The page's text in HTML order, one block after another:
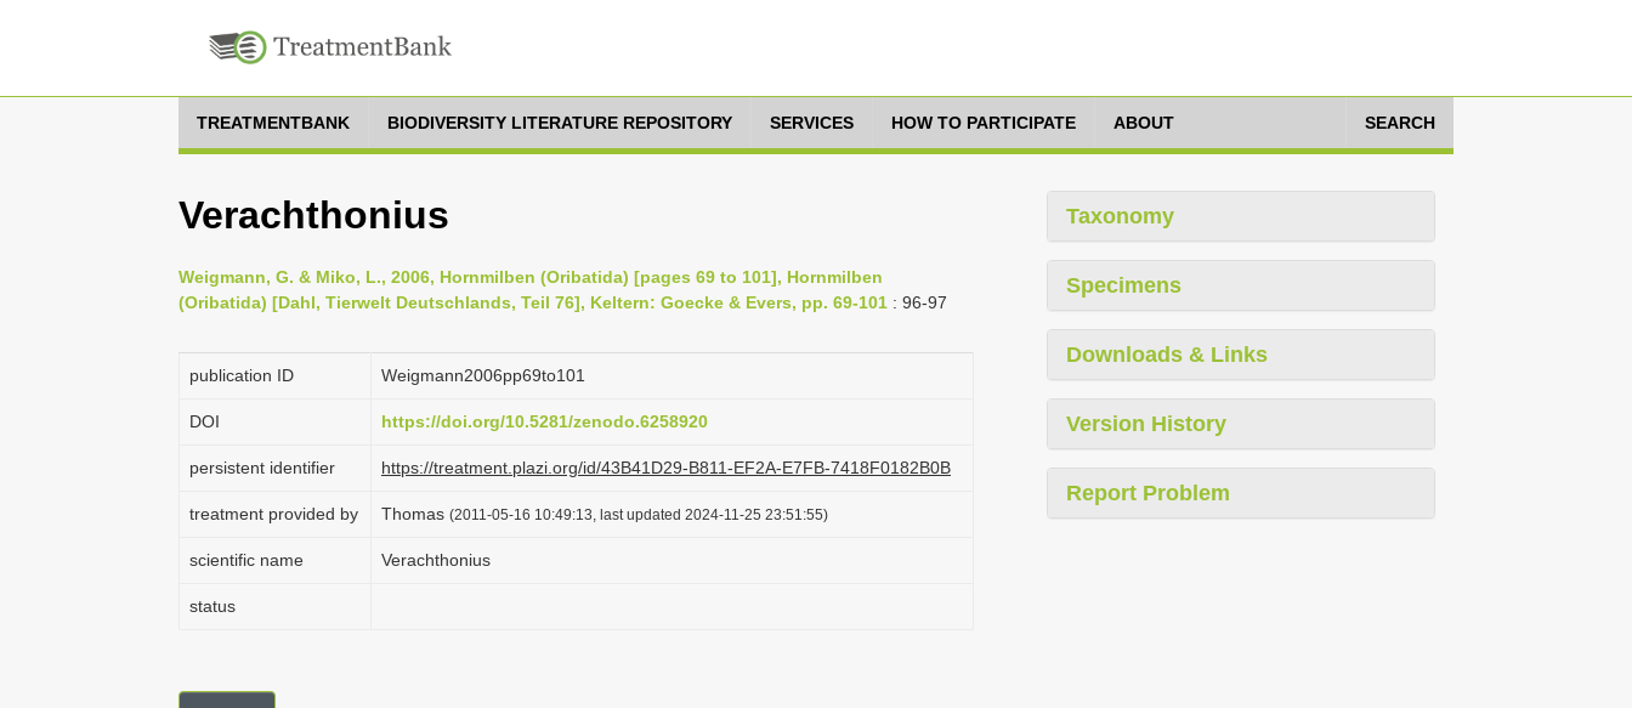
TREATMENTBANK BIODIVERSITY LITERATURE REPOSITORY SERVICES HOW TO PARTICIPATE ABOUT SEARCH
Verachthonius
Weigmann, G. & Miko, L., 2006, Hornmilben (Oribatida) [pages 69 to 101], Hornmilben
(Oribatida) [Dahl, Tierwelt Deutschlands, Teil 76], Keltern: Goecke & Evers, pp. 69-101 : 96-97
publication ID Weigmann2006pp69to101
DOI https://doi.org/10.5281/zenodo.6258920
persistent identifier https://treatment.plazi.org/id/43B41D29-B811-EF2A-E7FB-7418F0182B0B
treatment provided by Thomas (2011-05-16 10:49:13, last updated 2024-11-25 23:51:55)
scientific name Verachthonius
status
Taxonomy
Specimens
Downloads & Links
Version History
Report Problem